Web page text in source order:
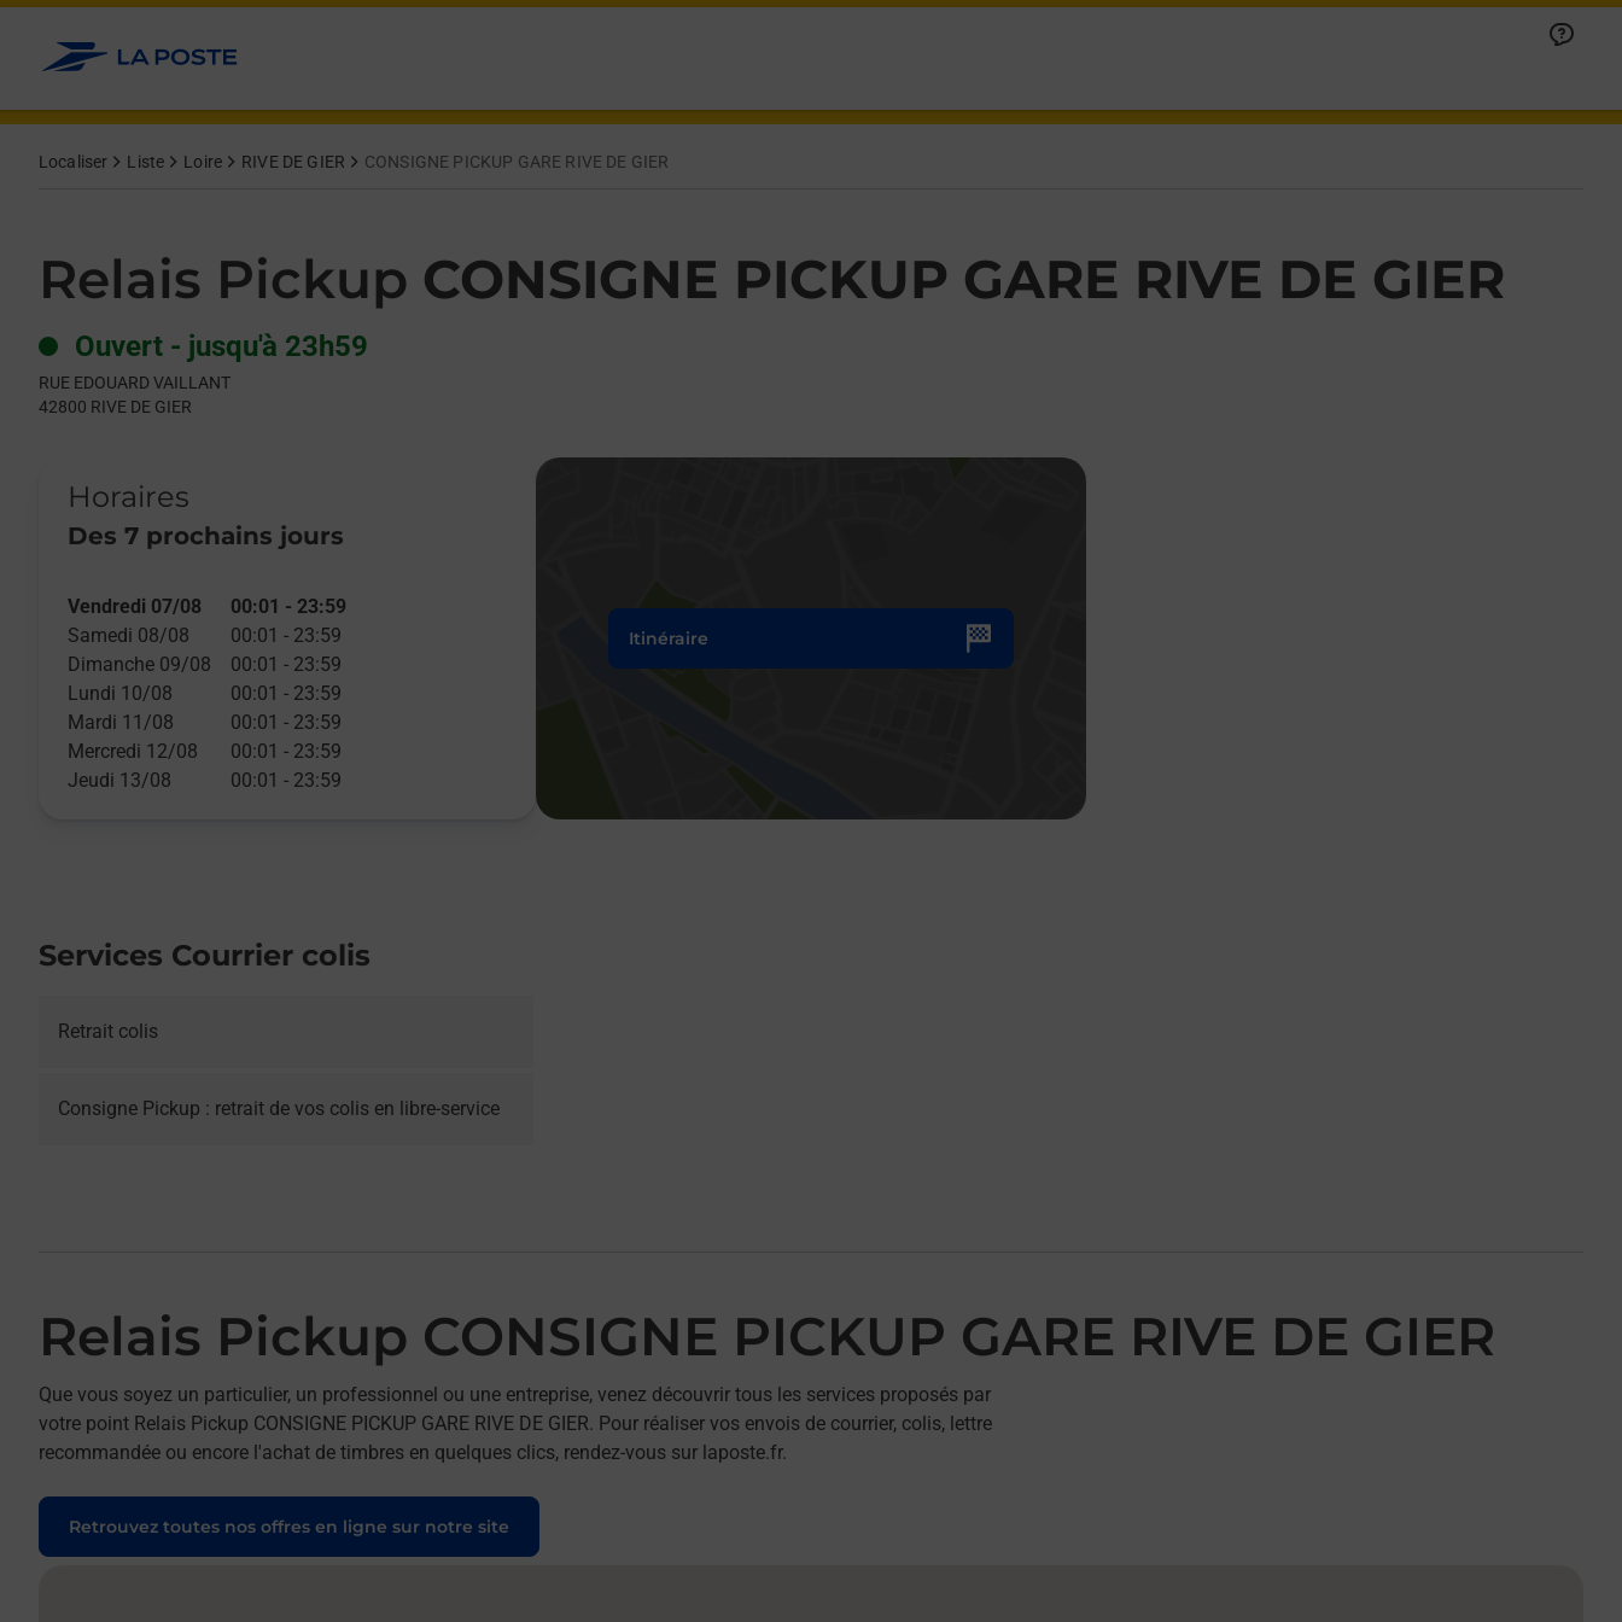
Allez au contenu
Localiser Liste Loire RIVE DE GIER CONSIGNE PICKUP GARE RIVE DE GIER
Relais Pickup CONSIGNE PICKUP GARE RIVE DE GIER
Ouvert - jusqu'à 23h59
RUE EDOUARD VAILLANT
42800 RIVE DE GIER
Horaires
Des 7 prochains jours
Day of the WeekHours
Vendredi 07/08 00:01 - 23:59
Samedi 08/08
00:01 - 23:59
Dimanche 09/08
00:01 - 23:59
Lundi 10/08
00:01 - 23:59
Mardi 11/08
00:01 - 23:59
Mercredi 12/08
00:01 - 23:59
Jeudi 13/08
00:01 - 23:59
Itinéraire
Services Courrier colis
Retrait colis
Consigne Pickup : retrait de vos colis en libre-service
Relais Pickup CONSIGNE PICKUP GARE RIVE DE GIER
Que vous soyez un particulier, un professionnel ou une entreprise, venez découvrir tous les services proposés par
votre point Relais Pickup CONSIGNE PICKUP GARE RIVE DE GIER. Pour réaliser vos envois de courrier, colis, lettre
recommandée ou encore l'achat de timbres en quelques clics, rendez-vous sur laposte.fr.
Retrouvez toutes nos offres en ligne sur notre site
Get directions to Relais Pickup at RUE EDOUARD VAILLANT RIVE DE GIER,
lien s'ouvre dans un nouvel onglet